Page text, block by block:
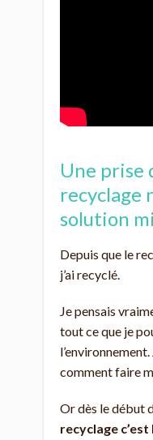
Une prise
recyclage
solution
Depuis que le
j’ai recyclé.
Je pensais
tout ce que je
comment faire
Or dès le début
recyclage c’est